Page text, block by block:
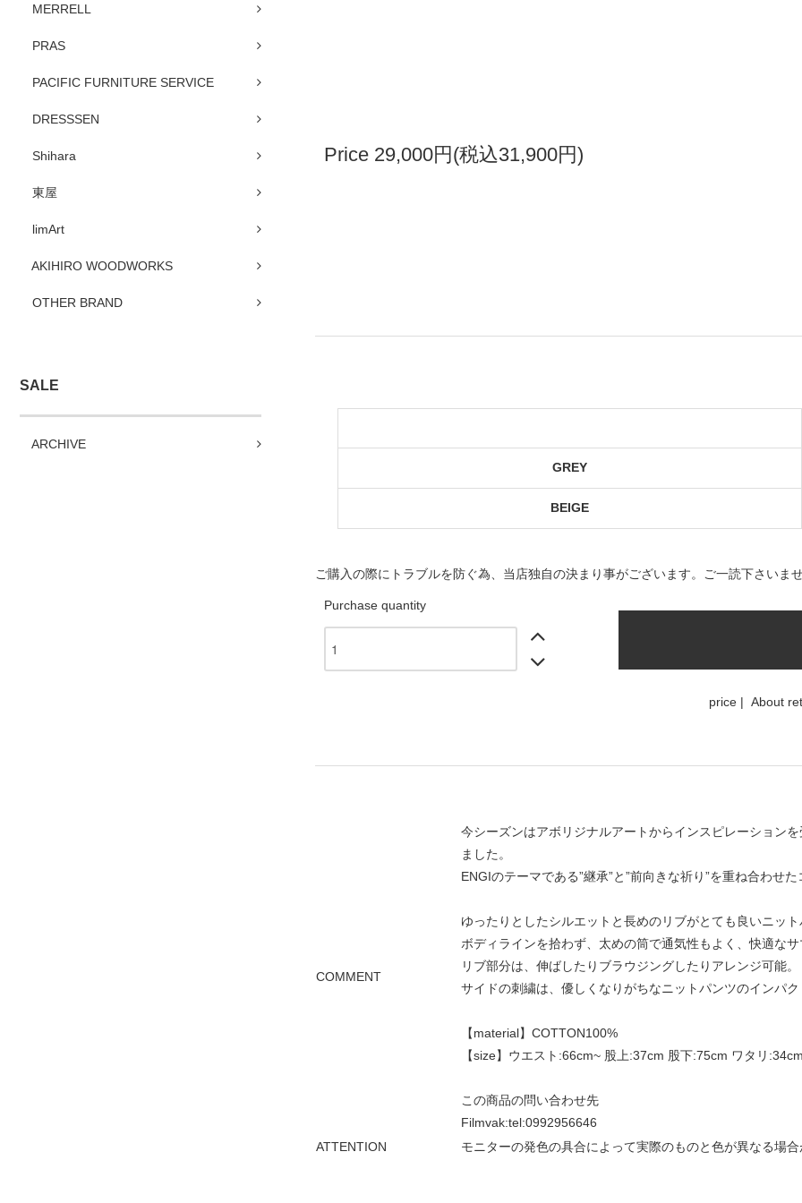
MERRELL
PRAS
PACIFIC FURNITURE SERVICE
DRESSSEN
Shihara
東屋
limArt
AKIHIRO WOODWORKS
OTHER BRAND
SALE
ARCHIVE
Price 29,000円(税込31,900円)
GREY
BEIGE
ご購入の際にトラブルを防ぐ為、当店独自の決まり事がございます。ご一読下さいま
Purchase quantity
price | About
COMMENT
今シーズンはアボリジナルアートからインスピレーション
ました。
ENGIのテーマである”継承”と”前向きな祈り”を重ね合わせ
ゆったりとしたシルエットと長めのリブがとても良いニッ
ボディラインを拾わず、太めの筒で通気性もよく、快適な
リブ部分は、伸ばしたりブラウジングしたりアレンジ可能。
サイドの刺繍は、優しくなりがちなニットパンツのインパ
【material】COTTON100%
【size】ウエスト:66cm~ 股上:37cm 股下:75cm ワタリ
この商品の問い合わせ先
Filmvak:tel:0992956646
ATTENTION
モニターの発色の具合によって実際のものと色が異なる場